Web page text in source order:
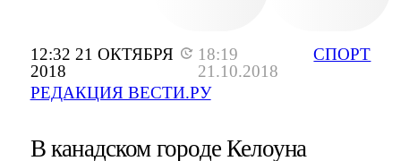
12:32 21 ОКТЯБРЯ
2018
18:19
21.10.2018
РЕДАКЦИЯ ВЕСТИ.РУ
СПОРТ
В канадском городе Келоуна